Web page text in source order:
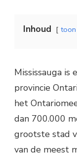
Inhoud toon
Mississauga is
provincie
het
dan 700.000
grootste stad
van de meest